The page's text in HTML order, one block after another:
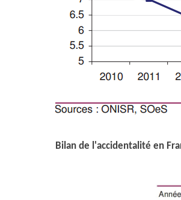
Bilan de l'accidentalité en